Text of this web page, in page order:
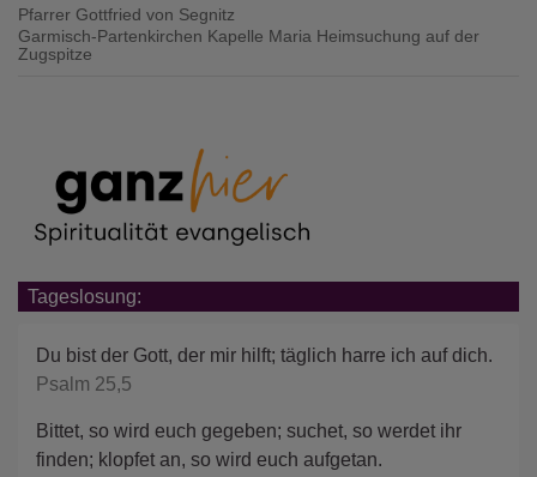
Pfarrer Gottfried von Segnitz
Garmisch-Partenkirchen Kapelle Maria Heimsuchung auf der
Zugspitze
Tageslosung:
Du bist der Gott, der mir hilft; täglich harre ich auf dich.
Psalm 25,5
Bittet, so wird euch gegeben; suchet, so werdet ihr
finden; klopfet an, so wird euch aufgetan.